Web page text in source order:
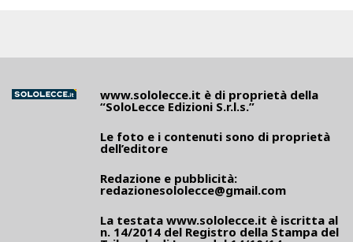
www.sololecce.it è di proprietà della
“SoloLecce Edizioni S.r.l.s.”
Le foto e i contenuti sono di proprietà
dell’editore
Redazione e pubblicità:
redazionesololecce@gmail.com
La testata www.sololecce.it è iscritta al
n. 14/2014 del Registro della Stampa del